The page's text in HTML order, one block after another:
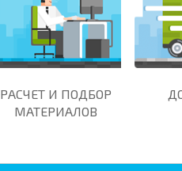
РАСЧЕТ И ПОДБОР
МАТЕРИАЛОВ